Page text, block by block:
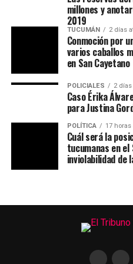
igualdad de oportunidades
con agrado que aquellas
Poder Judicial que se
también llegan al interior
la vuelta de la casa es
necesidad”
Asimismo, explicó que la
facilitará la resolución de
necesidad de trasladarse a
vecinos de Acheral
nivel local sin tener que
familias”, afirmó.
En otro tramo de su
millones y
2019
TUCUMÁN 2 días
Conmoción por
varios caballos
en San Cayetano
POLICIALES 2
Caso Érika
para Justina
POLÍTICA 17 horas
Cuál será la
tucumanas en
inviolabilidad de